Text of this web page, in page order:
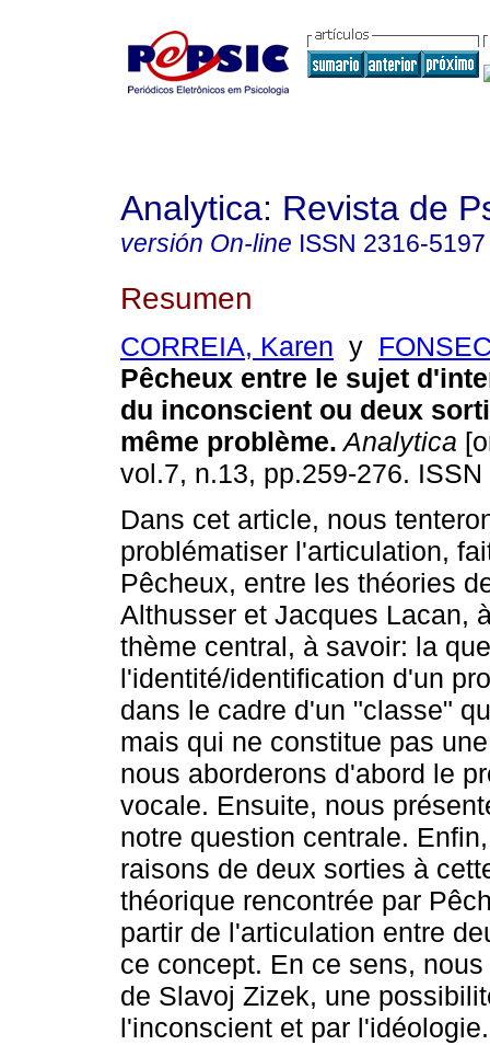
Analytica: Revista de
versión On-line ISSN 2316-5197
Resumen
CORREIA, Karen y
Pêcheux entre le sujet
du inconscient ou deux
même problème. Analytica
vol.7, n.13, pp.259-276.
Dans cet article, nous
problématiser l'articulation,
Pêcheux, entre les théories
Althusser et Jacques Lacan,
thème central, à savoir: la
l'identité/identification d'un
dans le cadre d'un "classe"
mais qui ne constitue pas
nous aborderons d'abord le
vocale. Ensuite, nous
notre question centrale.
raisons de deux sorties à
théorique rencontrée par
partir de l'articulation entre
ce concept. En ce sens,
de Slavoj Zizek, une
l'inconscient et par l'idéologie.